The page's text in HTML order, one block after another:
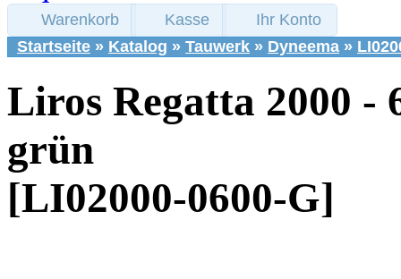
Warenkorb Kasse
Ihr Konto
Startseite » Katalog » Tauwerk » Dyneema »
Liros Regatta 2000 -
grün
[LI02000-0600-G]